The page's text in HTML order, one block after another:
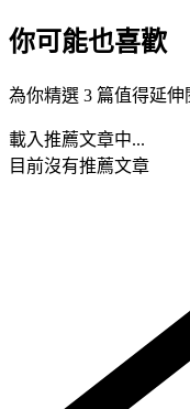
你可能也喜歡
為你精選 3 篇值得延伸
載入推薦文章中...
目前沒有推薦文章